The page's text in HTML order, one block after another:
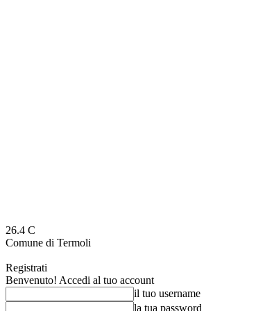
26.4 C
Comune di Termoli
Registrati
Benvenuto! Accedi al tuo account
il tuo username
la tua password